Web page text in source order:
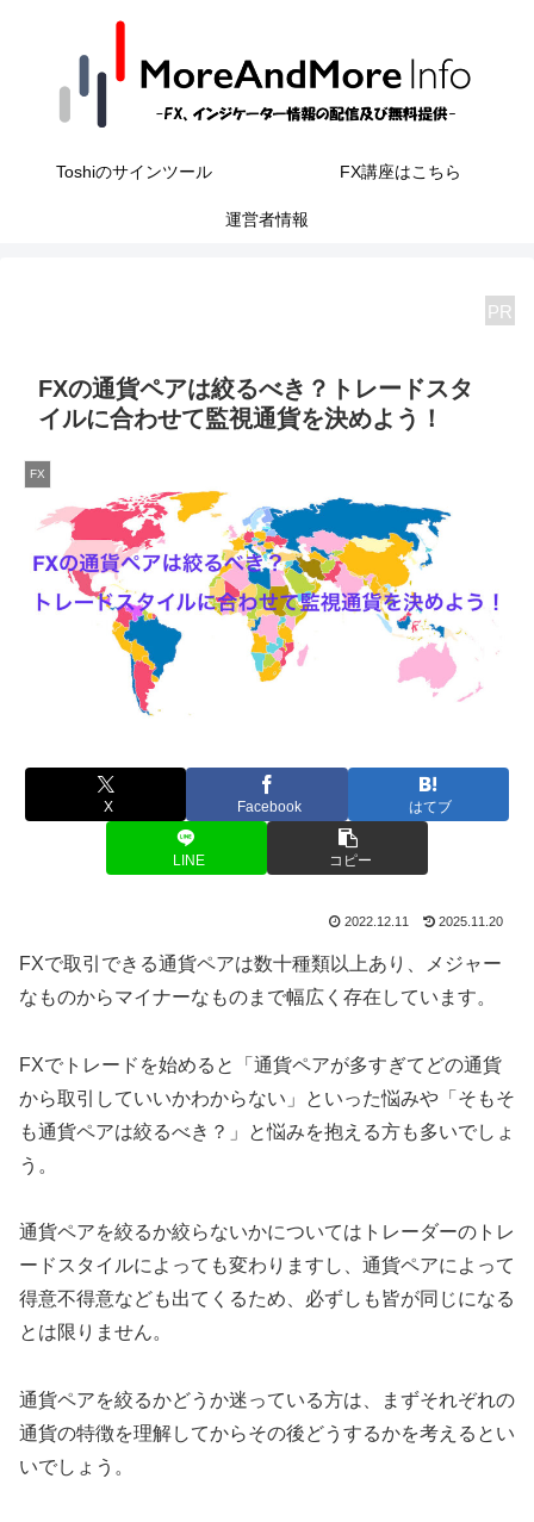
Toshiのサインツール FX講座はこちら
運営者情報
PR
FXの通貨ペアは絞るべき？トレードスタ
イルに合わせて監視通貨を決めよう！
FX
X Facebook はてブ
LINE コピー
2022.12.11 2025.11.20
FXで取引できる通貨ペアは数十種類以上あり、メジャー
なものからマイナーなものまで幅広く存在しています。
FXでトレードを始めると「通貨ペアが多すぎてどの通貨
から取引していいかわからない」といった悩みや「そもそ
も通貨ペアは絞るべき？」と悩みを抱える方も多いでしょ
う。
通貨ペアを絞るか絞らないかについてはトレーダーのトレ
ードスタイルによっても変わりますし、通貨ペアによって
得意不得意なども出てくるため、必ずしも皆が同じになる
とは限りません。
通貨ペアを絞るかどうか迷っている方は、まずそれぞれの
通貨の特徴を理解してからその後どうするかを考えるとい
いでしょう。